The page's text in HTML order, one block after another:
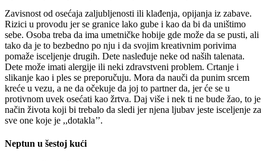
Zavisnost od osećaja zaljubljenosti ili klađenja, opijanja iz zabave.
Rizici u provodu jer se granice lako gube i kao da bi da uništimo
sebe. Osoba treba da ima umetničke hobije gde može da se pusti, ali
tako da je to bezbedno po nju i da svojim kreativnim porivima
pomaže isceljenje drugih. Dete nasleđuje neke od naših talenata.
Dete može imati alergije ili neki zdravstveni problem. Crtanje i
slikanje kao i ples se preporučuju. Mora da nauči da punim srcem
kreće u vezu, a ne da očekuje da joj to partner da, jer će se u
protivnom uvek osećati kao žrtva. Daj više i nek ti ne bude žao, to je
način života koji bi trebalo da sledi jer njena ljubav jeste isceljenje za
sve one koje je ,,dotakla’’.
Neptun u šestoj kući